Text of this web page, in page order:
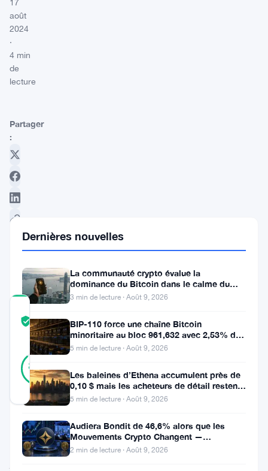
17
août
2024
·
4 min
de
lecture
Partager
:
Suivre sur Google News
TRUST
SCORE
Vérifié
88
RÉEL
8
Mis à jour 2 ans il y a
bataille
Dernières nouvelles
La communauté crypto évalue la
dominance du Bitcoin dans le calme du
week-end
3 min de lecture · Août 9, 2026
BIP-110 force une chaîne Bitcoin
minoritaire au bloc 961,632 avec 2,53% de
soutien des mineurs
5 min de lecture · Août 9, 2026
Les baleines d’Ethena accumulent près de
0,10 $ mais les acheteurs de détail restent
à l’écart
5 min de lecture · Août 9, 2026
Audiera Bondit de 46,6% alors que les
Mouvements Crypto Changent —
Mouvements Quotidiens 9 Août
2 min de lecture · Août 9, 2026